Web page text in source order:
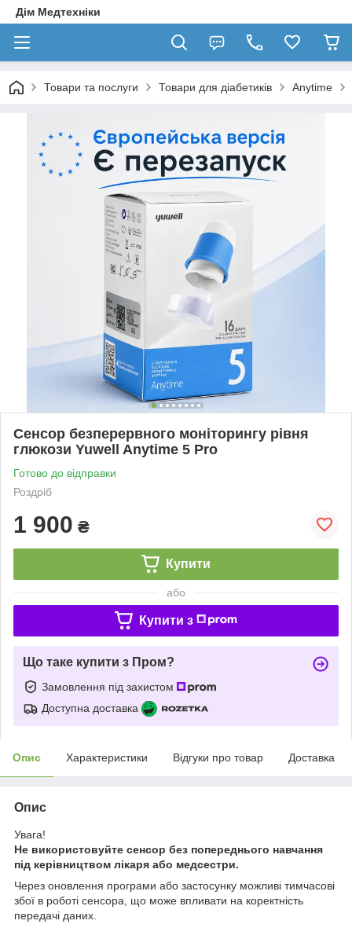
Дім Медтехніки
Товари та послуги Товари для діабетиків Anytime
Сенсор безперервного моніторингу рівня
глюкози Yuwell Anytime 5 Pro
Готово до відправки
Роздріб
1 900 ₴
Купити
або
Купити з
Що таке купити з Пром?
Замовлення під захистом
Доступна доставка
Опис Характеристики Відгуки про товар Доставка
Опис
Увага!
Не використовуйте сенсор без попереднього навчання
під керівництвом лікаря або медсестри.
Через оновлення програми або застосунку можливі тимчасові
збої в роботі сенсора, що може впливати на коректність
передачі даних.